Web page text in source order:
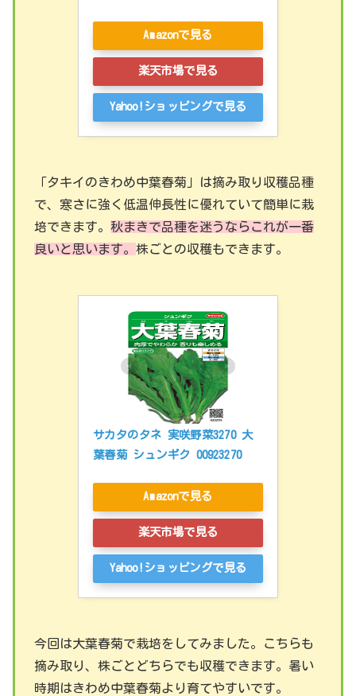
Amazonで見る
楽天市場で見る
Yahoo!ショッピングで見る
「タキイのきわめ中葉春菊」は摘み取り収穫品種
で、寒さに強く低温伸長性に優れていて簡単に栽
培できます。 秋まきで品種を迷うならこれが一番
良いと思います。 株ごとの収穫もできます。
サカタのタネ 実咲野菜3270 大
葉春菊 シュンギク 00923270
Amazonで見る
楽天市場で見る
Yahoo!ショッピングで見る
今回は大葉春菊で栽培をしてみました。こちらも
摘み取り、株ごとどちらでも収穫できます。暑い
時期はきわめ中葉春菊より育てやすいです。